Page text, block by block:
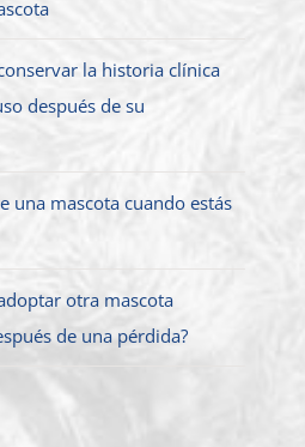
la historia clínica
después de su
una mascota cuando estás
otra mascota
de una pérdida?